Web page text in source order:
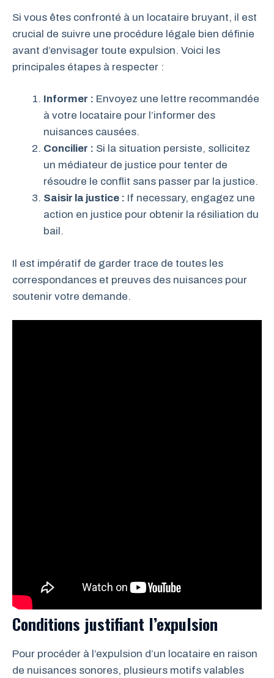
Si vous êtes confronté à un locataire bruyant, il est
crucial de suivre une procédure légale bien définie
avant d’envisager toute expulsion. Voici les
principales étapes à respecter :
Informer : Envoyez une lettre recommandée
à votre locataire pour l’informer des
nuisances causées.
Concilier : Si la situation persiste, sollicitez
un médiateur de justice pour tenter de
résoudre le conflit sans passer par la justice.
Saisir la justice : If necessary, engagez une
action en justice pour obtenir la résiliation du
bail.
Il est impératif de garder trace de toutes les
correspondances et preuves des nuisances pour
soutenir votre demande.
Conditions justifiant l’expulsion
Pour procéder à l’expulsion d’un locataire en raison
de nuisances sonores, plusieurs motifs valables